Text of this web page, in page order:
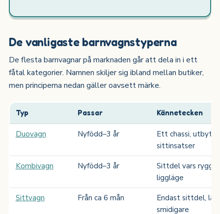
De vanligaste barnvagnstyperna
De flesta barnvagnar på marknaden går att dela in i ett
fåtal kategorier. Namnen skiljer sig ibland mellan butiker,
men principerna nedan gäller oavsett märke.
Typ Passar Kännetecken
Duovagn Nyfödd–3 år
Ett chassi,
sittinsatser
Kombivagn Nyfödd–3 år
Sittdel vars rygg
liggläge
Sittvagn Från ca 6 mån
Endast sittdel,
smidigare